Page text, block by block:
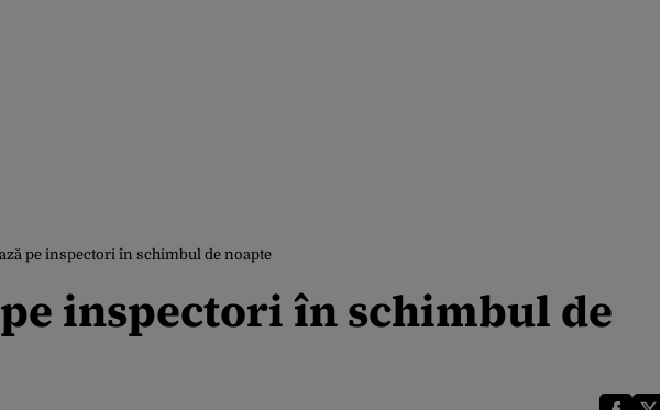
pe inspectori în schimbul de noapte
inspectori în schimbul de